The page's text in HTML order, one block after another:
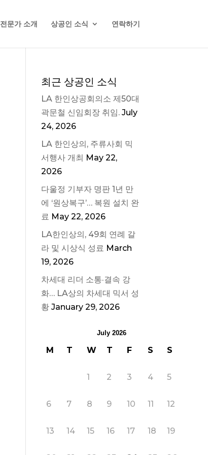
전문가 소개 상공인 소식 연락하기
최근 상공인 소식
LA 한인상공회의소 제50대
곽문철 신임회장 취임. July
24, 2026
LA 한인상의, 주류사회 믹
서행사 개최 May 22,
2026
다울정 기부자 명판 1년 만
에 ‘원상복구’… 복원 설치 완
료 May 22, 2026
LA한인상의, 49회 연례 갈
라 및 시상식 성료 March
19, 2026
차세대 리더 소통·결속 강
화… LA상의 차세대 믹서 성
황 January 29, 2026
July 2026
M T W T F S S
1 2 3 4 5
6 7 8 9 10 11 12
13 14 15 16 17 18 19